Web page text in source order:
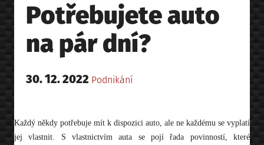
Potřebujete auto
na pár dní?
Posted
30. 12. 2022 Posted
Podnikání
Každý někdy potřebuje mít k dispozici auto, ale ne každému se vyplatí
jej vlastnit. S vlastnictvím auta se pojí řada povinností, které